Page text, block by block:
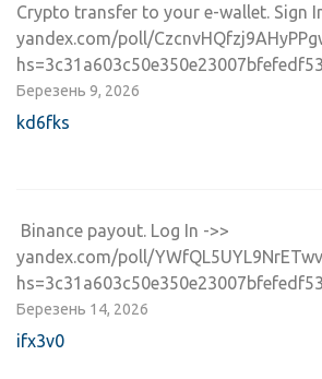
Crypto transfer to your e-wallet. Sign
yandex.com/poll/
Березень 9, 2026
kd6fks
‍ Binance payout. Log In ->>
yandex.com/poll/
Березень 14, 2026
ifx3v0